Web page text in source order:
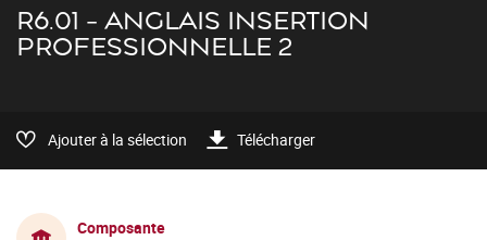
R6.01 - ANGLAIS INSERTION
PROFESSIONNELLE 2
Ajouter à la sélection Télécharger
Composante